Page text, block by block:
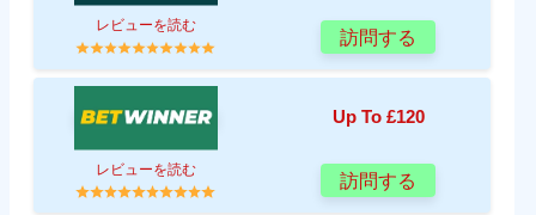
レビューを読む
訪問する
Up To £120
レビューを読む
訪問する